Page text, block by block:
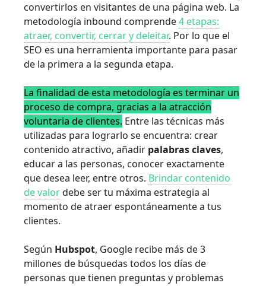
convertirlos en visitantes de una página web. La
metodología inbound comprende4 etapas:
atraer, convertir, cerrar y deleitar. Por lo que el
SEO es una herramienta importante para pasar
de la primera a la segunda etapa.
La finalidad de esta metodología es terminar un
proceso de compra, gracias a la atracción
voluntaria de clientes. Entre las técnicas más
utilizadas para lograrlo se encuentra: crear
contenido atractivo, añadir palabras claves,
educar a las personas, conocer exactamente
que desea leer, entre otros. Brindar contenido
de valordebe ser tu máxima estrategia al
momento de atraer espontáneamente a tus
clientes.
Según Hubspot, Google recibe más de 3
millones de búsquedas todos los días de
personas que tienen preguntas y problemas